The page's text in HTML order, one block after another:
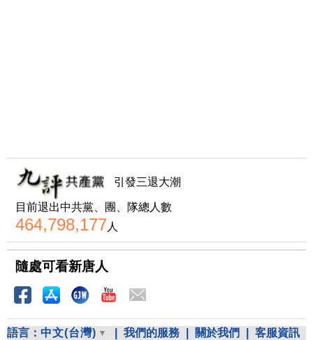
引發三退大潮
目前退出中共黨、團、隊總人數
464,798,177人
隨處可看新唐人
語言： 中文(台灣) 我們的服務 關於我們 客服資訊